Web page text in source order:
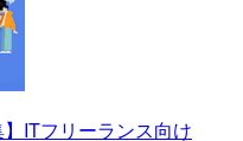
】ITフリーランス向け